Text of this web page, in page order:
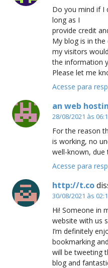
Do you mind if I
long as I
provide credit
My blog is in the
my visitors
the information
Please let me
Acesse para
an web
28/08/2021 às
For the reason
is working, no
well-known,
Acesse para
http://t.co
30/08/2021 às
Hi! Someone in
website with us
I’m definitely
bookmarking and
will be tweeting
blog and